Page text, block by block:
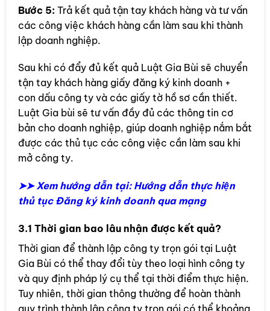
Bước 5: Trả kết quả tận tay khách hàng và tư vấn
các công việc khách hàng cần làm sau khi thành
lập doanh nghiệp.
Sau khi có đẩy đủ kết quả Luật Gia Bùi sẽ chuyển
tận tay khách hàng giấy đăng ký kinh doanh +
con dấu công ty và các giấy tờ hồ sơ cần thiết.
Luật Gia bùi sẽ tư vấn đầy đủ các thông tin cơ
bản cho doanh nghiệp, giúp doanh nghiệp nắm bắt
được các thủ tục các công việc cần làm sau khi
mở công ty.
➤➤ Xem hướng dẫn tại: Hướng dẫn thực hiện
thủ tục Đăng ký kinh doanh qua mạng
3.1 Thời gian bao lâu nhận được kết quả?
Thời gian để thành lập công ty trọn gói tại Luật
Gia Bùi có thể thay đổi tùy theo loại hình công ty
và quy định pháp lý cụ thể tại thời điểm thực hiện.
Tuy nhiên, thời gian thông thường để hoàn thành